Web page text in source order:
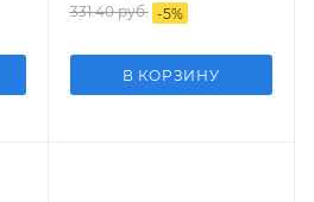
331.40руб. -5%
В КОРЗИНУ